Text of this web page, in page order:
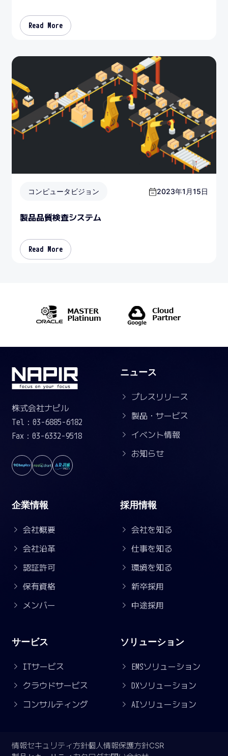
Read More
コンピュータビジョン 2023年1月15日
製品品質検査システム
Read More
株式会社ナピル
Tel：03-6885-6182
Fax：03-6332-9518
ニュース
プレスリリース
製品・サービス
イベント情報
お知らせ
企業情報
会社概要
会社沿革
認証許可
保有資格
メンバー
採用情報
会社を知る
仕事を知る
環境を知る
新卒採用
中途採用
サービス
ITサービス
クラウドサービス
コンサルティング
ソリューション
EMSソリューション
DXソリューション
AIソリューション
情報セキュリティ方針個人情報保護方針CSR